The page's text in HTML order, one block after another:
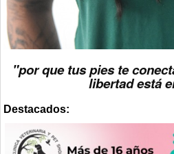
"por que tus pies te
libertad está
Destacados: